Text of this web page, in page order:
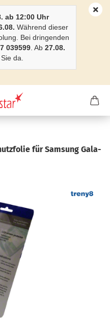
ab 12:00 Uhr
Während dieser
Bei dringenden
039599 . Ab 27.08.
da.
für Sam­sung Ga­la­